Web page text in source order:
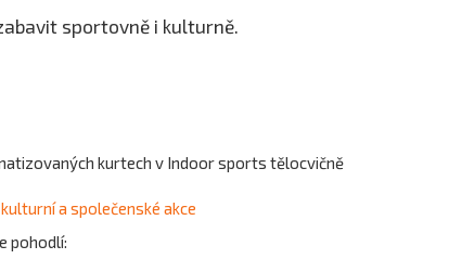
plánek a drobný dárek. Cílem
sportovně i kulturně.
kurtech v Indoor sports tělocvičně
a společenské akce
pohodlí: